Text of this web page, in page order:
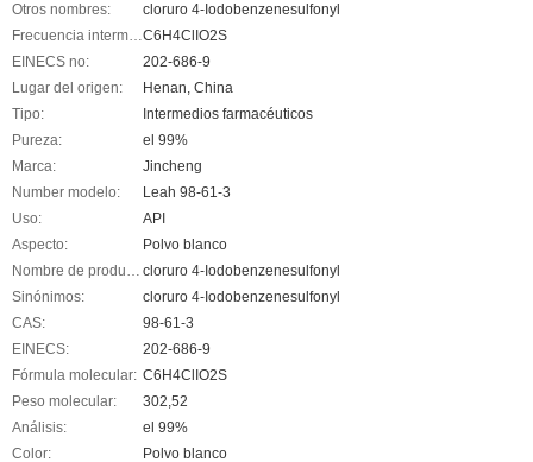
Otros nombres:
cloruro 4-Iodobenzenesulfonyl
Frecuencia intermedia:C6H4ClIO2S
EINECS no:
202-686-9
Lugar del origen:
Henan, China
Tipo:
Intermedios farmacéuticos
Pureza:
el 99%
Marca:
Jincheng
Number modelo:
Leah 98-61-3
Uso:
API
Aspecto:
Polvo blanco
Nombre de producto: cloruro 4-Iodobenzenesulfonyl
Sinónimos:
cloruro 4-Iodobenzenesulfonyl
CAS:
98-61-3
EINECS:
202-686-9
Fórmula molecular: C6H4ClIO2S
Peso molecular:
302,52
Análisis:
el 99%
Color:
Polvo blanco